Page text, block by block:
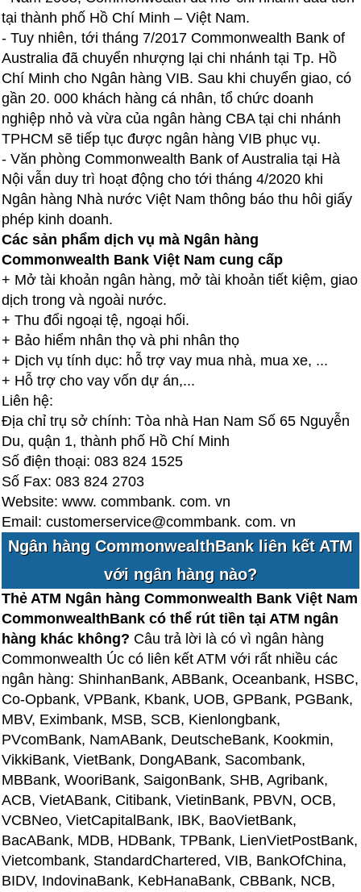
tại thành phố Hồ Chí Minh – Việt Nam.
- Tuy nhiên, tới tháng 7/2017 Commonwealth Bank of
Australia đã chuyển nhượng lại chi nhánh tại Tp. Hồ
Chí Minh cho Ngân hàng VIB. Sau khi chuyển giao, có
gần 20. 000 khách hàng cá nhân, tổ chức doanh
nghiệp nhỏ và vừa của ngân hàng CBA tại chi nhánh
TPHCM sẽ tiếp tục được ngân hàng VIB phục vụ.
- Văn phòng Commonwealth Bank of Australia tại Hà
Nội vẫn duy trì hoạt động cho tới tháng 4/2020 khi
Ngân hàng Nhà nước Việt Nam thông báo thu hôi giấy
phép kinh doanh.
Các sản phẩm dịch vụ mà Ngân hàng
Commonwealth Bank Việt Nam cung cấp
+ Mở tài khoản ngân hàng, mở tài khoản tiết kiệm, giao
dịch trong và ngoài nước.
+ Thu đổi ngoại tệ, ngoại hối.
+ Bảo hiểm nhân thọ và phi nhân thọ
+ Dịch vụ tính dục: hỗ trợ vay mua nhà, mua xe, ...
+ Hỗ trợ cho vay vốn dự án,...
Liên hệ:
Địa chỉ trụ sở chính: Tòa nhà Han Nam Số 65 Nguyễn
Du, quận 1, thành phố Hồ Chí Minh
Số điện thoại: 083 824 1525
Số Fax: 083 824 2703
Website: www. commbank. com. vn
Email: customerservice@commbank. com. vn
Ngân hàng CommonwealthBank liên kết ATM
với ngân hàng nào?
Thẻ ATM Ngân hàng Commonwealth Bank Việt Nam
CommonwealthBank có thể rút tiền tại ATM ngân
hàng khác không? Câu trả lời là có vì ngân hàng
Commonwealth Úc có liên kết ATM với rất nhiều các
ngân hàng: ShinhanBank, ABBank, Oceanbank, HSBC,
Co-Opbank, VPBank, Kbank, UOB, GPBank, PGBank,
MBV, Eximbank, MSB, SCB, Kienlongbank,
PVcomBank, NamABank, DeutscheBank, Kookmin,
VikkiBank, VietBank, DongABank, Sacombank,
MBBank, WooriBank, SaigonBank, SHB, Agribank,
ACB, VietABank, Citibank, VietinBank, PBVN, OCB,
VCBNeo, VietCapitalBank, IBK, BaoVietBank,
BacABank, MDB, HDBank, TPBank, LienVietPostBank,
Vietcombank, StandardChartered, VIB, BankOfChina,
BIDV, IndovinaBank, KebHanaBank, CBBank, NCB,